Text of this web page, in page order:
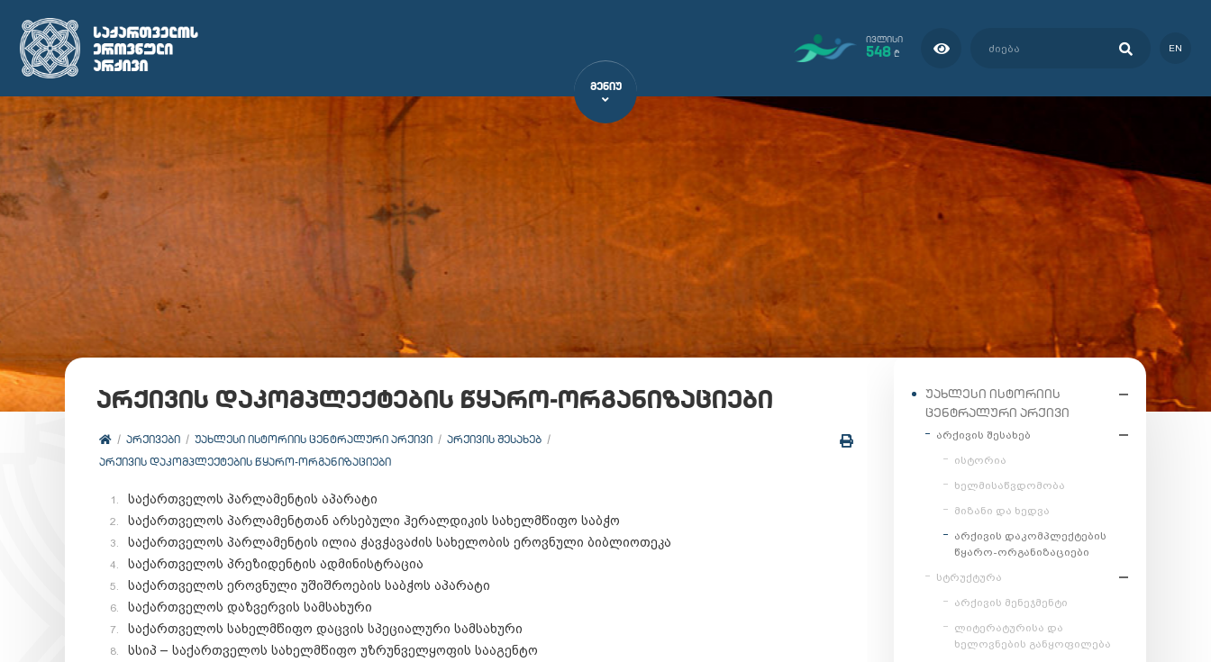
ᲘᲕᲚᲘᲡᲘ
548 ₾ EN
ᲛᲔᲜᲘᲣ
არქივის დაკომპლექტების წყარო-ორგანიზაციები
ᲐᲠᲥᲘᲕᲔᲑᲘ ᲣᲐᲮᲚᲔᲡᲘ ᲘᲡᲢᲝᲠᲘᲘᲡ ᲪᲔᲜᲢᲠᲐᲚᲣᲠᲘ ᲐᲠᲥᲘᲕᲘ
ᲐᲠᲥᲘᲕᲘᲡ ᲨᲔᲡᲐᲮᲔᲑ
ᲐᲠᲥᲘᲕᲘᲡ ᲓᲐᲙᲝᲛᲞᲚᲔᲥᲢᲔᲑᲘᲡ ᲬᲧᲐᲠᲝ-ᲝᲠᲒᲐᲜᲘᲖᲐᲪᲘᲔᲑᲘ
საქართველოს პარლამენტის აპარატი
საქართველოს პარლამენტთან არსებული ჰერალდიკის სახელმწიფო საბჭო
საქართველოს პარლამენტის ილია ჭავჭავაძის სახელობის ეროვნული ბიბლიოთეკა
საქართველოს პრეზიდენტის ადმინისტრაცია
საქართველოს ეროვნული უშიშროების საბჭოს აპარატი
საქართველოს დაზვერვის სამსახური
საქართველოს სახელმწიფო დაცვის სპეციალური სამსახური
სსიპ – საქართველოს სახელმწიფო უზრუნველყოფის სააგენტო
ᲣᲐᲮᲚᲔᲡᲘ ᲘᲡᲢᲝᲠᲘᲘᲡ
ᲪᲔᲜᲢᲠᲐᲚᲣᲠᲘ ᲐᲠᲥᲘᲕᲘ
არქივის შესახებ
ისტორია
ხელმისაწვდომობა
მიზანი და ხედვა
არქივის დაკომპლექტების
წყარო-ორგანიზაციები
სტრუქტურა
არქივის მენეჯმენტი
ლიტერატურისა და
ხელოვნების განყოფილება